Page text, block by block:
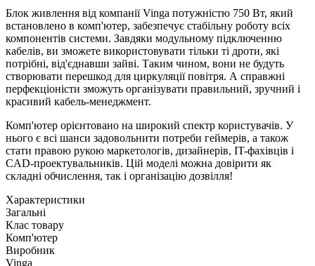
Блок живлення від компанії Vinga потужністю 750 Вт, який
встановлено в комп'ютер, забезпечує стабільну роботу всіх
компонентів системи. Завдяки модульному підключенню
кабелів, ви зможете використовувати тільки ті дроти, які
потрібні, від'єднавши зайві. Таким чином, вони не будуть
створювати перешкод для циркуляції повітря. А справжні
перфекціоністи зможуть організувати правильний, зручний і
красивий кабель-менеджмент.
Комп'ютер орієнтовано на широкий спектр користувачів. У
нього є всі шанси задовольнити потреби геймерів, а також
стати правою рукою маркетологів, дизайнерів, IT-фахівців і
CAD-проектувальників. Цій моделі можна довірити як
складні обчислення, так і організацію дозвілля!
Характеристики
Загальні
Клас товару
Комп'ютер
Виробник
Vinga